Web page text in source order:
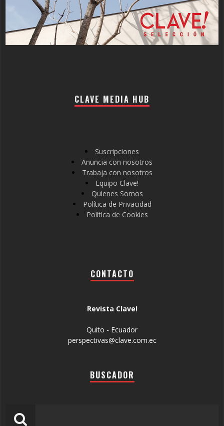
CLAVE MEDIA HUB
Suscripciones
Anuncia con nosotros
Trabaja con nosotros
Equipo Clave!
Quienes Somos
Política de Privacidad
Política de Cookies
CONTACTO
Revista Clave!
Quito - Ecuador
perspectivas@clave.com.ec
BUSCADOR